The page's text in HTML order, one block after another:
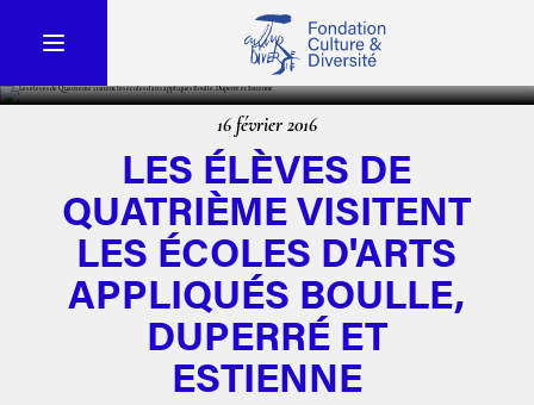
16 février 2016
LES ÉLÈVES DE
QUATRIÈME VISITENT
LES ÉCOLES D'ARTS
APPLIQUÉS BOULLE,
DUPERRÉ ET
ESTIENNE